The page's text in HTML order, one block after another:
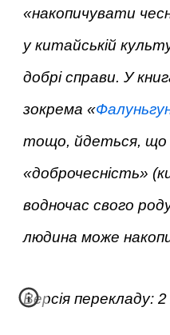
«накопичувати
у китайській
добрі справи. У
зокрема «
тощо, йдеться, що
«доброчесність»
водночас свого
людина може
Версія перекладу: